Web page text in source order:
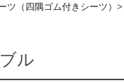
ツ（四隅ゴム付きシーツ）
ル